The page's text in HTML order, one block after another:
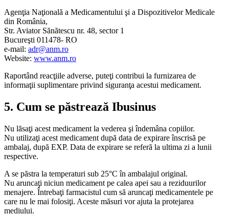
Agenţia Naţională a Medicamentului şi a Dispozitivelor Medicale
din România,
Str. Aviator Sănătescu nr. 48, sector 1
Bucureşti 011478- RO
e-mail: adr@anm.ro
Website: www.anm.ro
Raportând reacţiile adverse, puteţi contribui la furnizarea de
informaţii suplimentare privind siguranţa acestui medicament.
5. Cum se păstrează Ibusinus
Nu lăsaţi acest medicament la vederea şi îndemâna copiilor.
Nu utilizaţi acest medicament după data de expirare înscrisă pe
ambalaj, după EXP. Data de expirare se referă la ultima zi a lunii
respective.
A se păstra la temperaturi sub 25°C în ambalajul original.
Nu aruncaţi niciun medicament pe calea apei sau a reziduurilor
menajere. Întrebaţi farmacistul cum să aruncaţi medicamentele pe
care nu le mai folosiţi. Aceste măsuri vor ajuta la protejarea
mediului.